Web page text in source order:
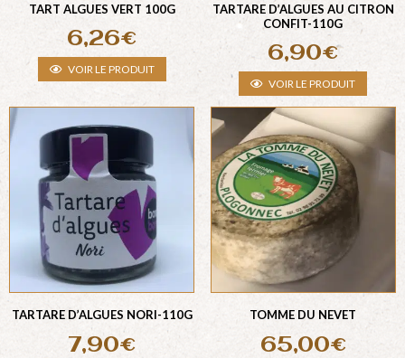
TART ALGUES VERT 100G
6,26€
VOIR LE PRODUIT
TARTARE D’ALGUES AU CITRON
CONFIT-110G
6,90€
VOIR LE PRODUIT
TARTARE D’ALGUES NORI-110G
7,90€
TOMME DU NEVET
65,00€